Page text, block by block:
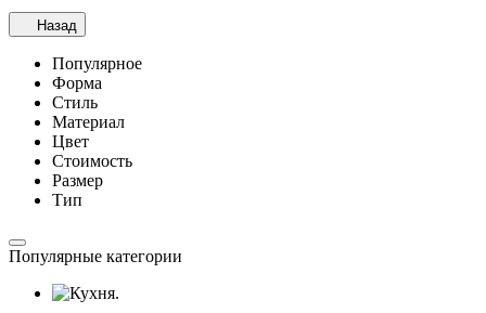
Назад
Популярное
Форма
Стиль
Материал
Цвет
Стоимость
Размер
Тип
Популярные категории